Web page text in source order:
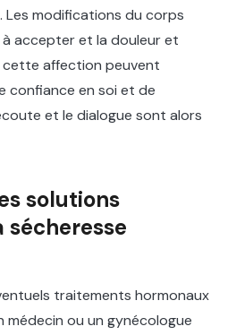
Les modifications du corps
accepter et la douleur et
affection peuvent
confiance en soi et de
et le dialogue sont alors
solutions
sécheresse
traitements hormonaux
médecin ou un gynécologue